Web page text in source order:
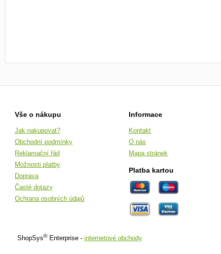
Vše o nákupu
Jak nakupovat?
Obchodní podmínky
Reklamační řád
Možnosti platby
Doprava
Časté dotazy
Ochrana osobních údajů
Informace
Kontakt
O nás
Mapa stránek
Platba kartou
ShopSys® Enterprise - internetové obchody